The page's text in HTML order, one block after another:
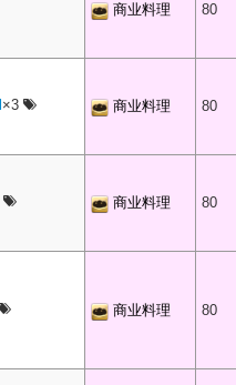
商业料理 80
×3 商业料理 80
商业料理 80
商业料理 80